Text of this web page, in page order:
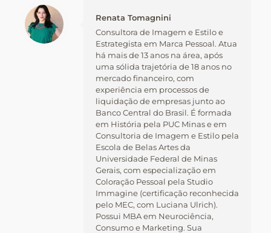
Renata Tomagnini
Consultora de Imagem e Estilo e
Estrategista em Marca Pessoal. Atua
há mais de 13 anos na área, após
uma sólida trajetória de 18 anos no
mercado financeiro, com
experiência em processos de
liquidação de empresas junto ao
Banco Central do Brasil. É formada
em História pela PUC Minas e em
Consultoria de Imagem e Estilo pela
Escola de Belas Artes da
Universidade Federal de Minas
Gerais, com especialização em
Coloração Pessoal pela Studio
Immagine (certificação reconhecida
pelo MEC, com Luciana Ulrich).
Possui MBA em Neurociência,
Consumo e Marketing. Sua